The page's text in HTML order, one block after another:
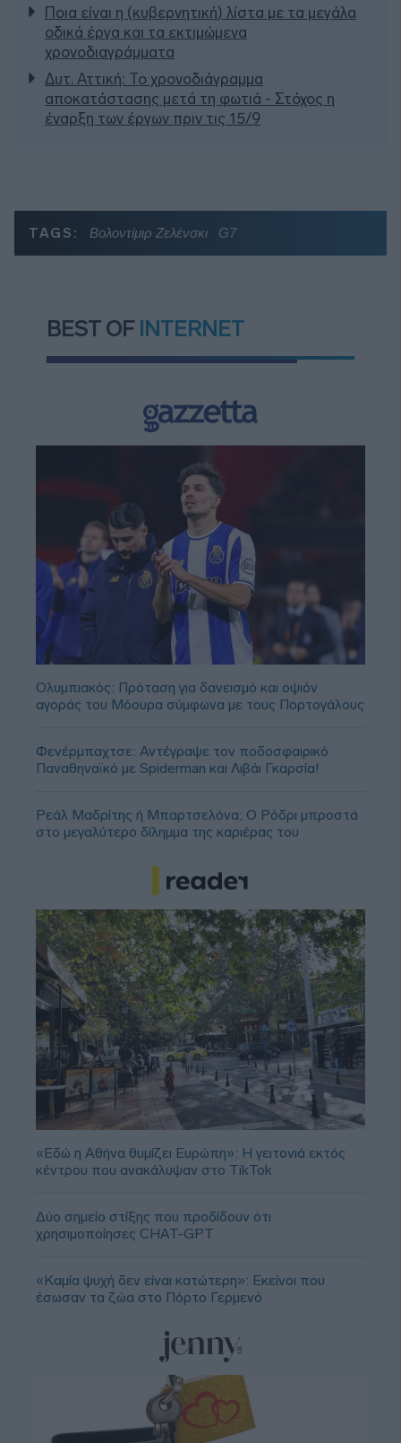
Ποια είναι η (κυβερνητική) λίστα με τα μεγάλα
οδικά έργα και τα εκτιμώμενα
χρονοδιαγράμματα
Δυτ. Αττική: Το χρονοδιάγραμμα
αποκατάστασης μετά τη φωτιά - Στόχος η
έναρξη των έργων πριν τις 15/9
TAGS: Βολοντίμιρ Ζελένσκι G7
BEST OF INTERNET
Ολυμπιακός: Πρόταση για δανεισμό και οψιόν
αγοράς του Μόουρα σύμφωνα με τους Πορτογάλους
Φενέρμπαχτσε: Αντέγραψε τον ποδοσφαιρικό
Παναθηναϊκό με Spiderman και Λιβάι Γκαρσία!
Ρεάλ Μαδρίτης ή Μπαρτσελόνα; Ο Ρόδρι μπροστά
στο μεγαλύτερο δίλημμα της καριέρας του
«Εδώ η Αθήνα θυμίζει Ευρώπη»: H γειτονιά εκτός
κέντρου που ανακάλυψαν στο TikTok
Δύο σημείο στίξης που προδίδουν ότι
χρησιμοποίησες CHAT-GPT
«Καμία ψυχή δεν είναι κατώτερη»: Εκείνοι που
έσωσαν τα ζώα στο Πόρτο Γερμενό